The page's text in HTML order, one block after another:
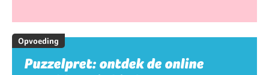
Opvoeding
Puzzelpret: ontdek de online